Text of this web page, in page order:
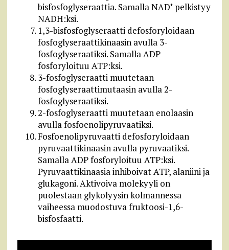
bisfosfoglyseraattia. Samalla NAD+pelkistyy
NADH:ksi.
1,3-bisfosfoglyseraatti defosforyloidaan
fosfoglyseraattikinaasin avulla 3-
fosfoglyseraatiksi. Samalla ADP
fosforyloituu ATP:ksi.
3-fosfoglyseraatti muutetaan
fosfoglyseraattimutaasin avulla 2-
fosfoglyseraatiksi.
2-fosfoglyseraatti muutetaan enolaasin
avulla fosfoenolipyruvaatiksi.
Fosfoenolipyruvaatti defosforyloidaan
pyruvaattikinaasin avulla pyruvaatiksi.
Samalla ADP fosforyloituu ATP:ksi.
Pyruvaattikinaasia inhiboivat ATP, alaniini ja
glukagoni. Aktivoiva molekyyli on
puolestaan glykolyysin kolmannessa
vaiheessa muodostuva fruktoosi-1,6-
bisfosfaatti.